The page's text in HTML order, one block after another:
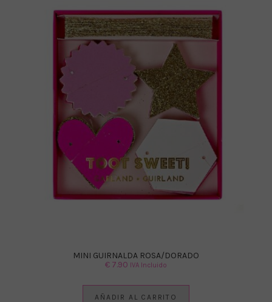
MINI GUIRNALDA ROSA/DORADO
€ 7.90 IVA Incluido
AÑADIR AL CARRITO